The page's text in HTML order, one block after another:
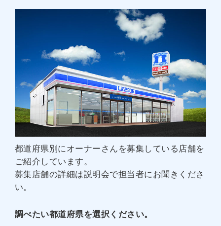
都道府県別にオーナーさんを募集している店舗を
ご紹介しています。
募集店舗の詳細は説明会で担当者にお聞きくださ
い。
調べたい都道府県を選択ください。